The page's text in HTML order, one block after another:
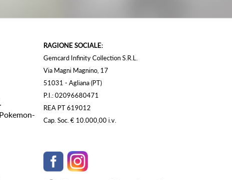
RAGIONE SOCIALE:
Gemcard Infinity Collection S.R.L.
Via Magni Magnino, 17
51031 - Agliana (PT)
P.I.: 02096680471
REA PT 619012
Cap. Soc. € 10.000,00 i.v.